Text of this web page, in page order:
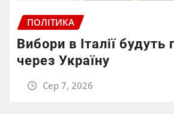
ПОЛІТИКА
Вибори в Італії будуть
через Україну
Сер 7, 2026